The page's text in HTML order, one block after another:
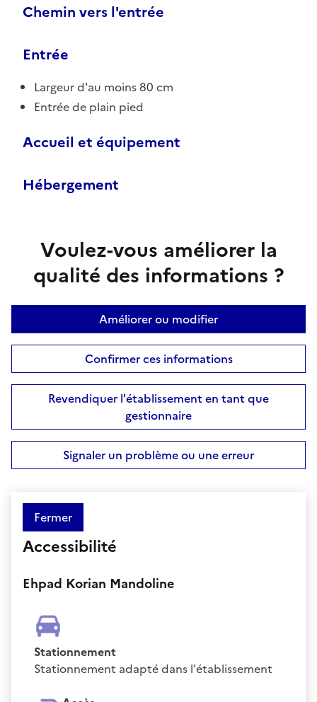
Chemin vers l'entrée
Entrée
Largeur d'au moins 80 cm
Entrée de plain pied
Accueil et équipement
Hébergement
Voulez-vous améliorer la
qualité des informations ?
Améliorer ou modifier
Confirmer ces informations
Revendiquer l'établissement en tant que
gestionnaire
Signaler un problème ou une erreur
Fermer
Accessibilité
Ehpad Korian Mandoline
Stationnement
Stationnement adapté dans l'établissement